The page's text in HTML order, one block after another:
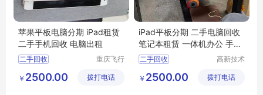
苹果平板电脑分期 iPad租赁
二手手机回收 电脑出租
二手回收
重庆飞行
限公司
￥ 2500.00 拨打电话
iPad平板分期 二手电脑回收
笔记本租赁 一体机办公 手机
典当
二手回收
高新技术
区良驹电
￥ 2500.00 拨打电话